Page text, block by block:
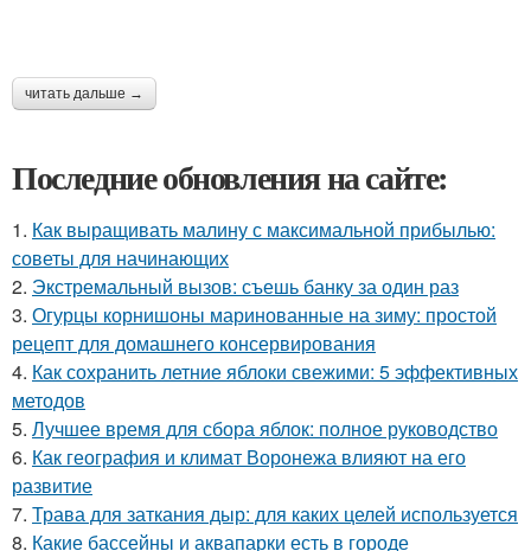
читать дальше →
Последние обновления на сайте:
1. Как выращивать малину с максимальной прибылью:
советы для начинающих
2. Экстремальный вызов: съешь банку за один раз
3. Огурцы корнишоны маринованные на зиму: простой
рецепт для домашнего консервирования
4. Как сохранить летние яблоки свежими: 5 эффективных
методов
5. Лучшее время для сбора яблок: полное руководство
6. Как география и климат Воронежа влияют на его
развитие
7. Трава для заткания дыр: для каких целей используется
8. Какие бассейны и аквапарки есть в городе